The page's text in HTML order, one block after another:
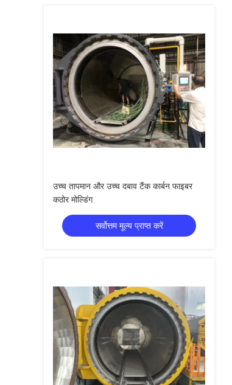
उच्च तापमान और उच्च दबाव टैंक कार्बन फाइबर
कठोर मोल्डिंग
सर्वोत्तम मूल्य प्राप्त करें